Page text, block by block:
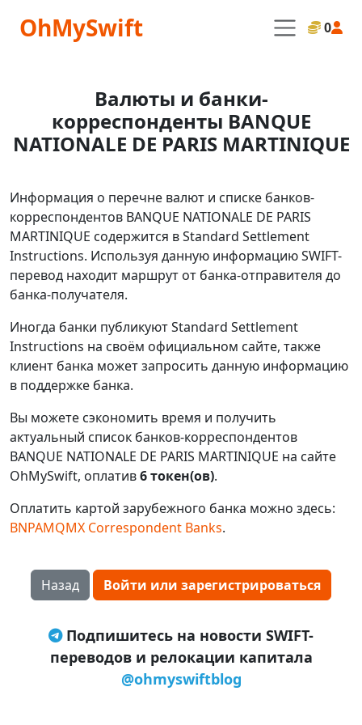
OhMySwift 0
Валюты и банки-
корреспонденты BANQUE
NATIONALE DE PARIS MARTINIQUE
Информация о перечне валют и списке банков-
корреспондентов BANQUE NATIONALE DE PARIS
MARTINIQUE содержится в Standard Settlement
Instructions. Используя данную информацию SWIFT-
перевод находит маршрут от банка-отправителя до
банка-получателя.
Иногда банки публикуют Standard Settlement
Instructions на своём официальном сайте, также
клиент банка может запросить данную информацию
в поддержке банка.
Вы можете сэкономить время и получить
актуальный список банков-корреспондентов
BANQUE NATIONALE DE PARIS MARTINIQUE на сайте
OhMySwift, оплатив6 токен(ов).
Оплатить картой зарубежного банка можно здесь:
BNPAMQMX Correspondent Banks.
Назад Войти или зарегистрироваться
Подпишитесь на новости SWIFT-
переводов и релокации капитала
@ohmyswiftblog